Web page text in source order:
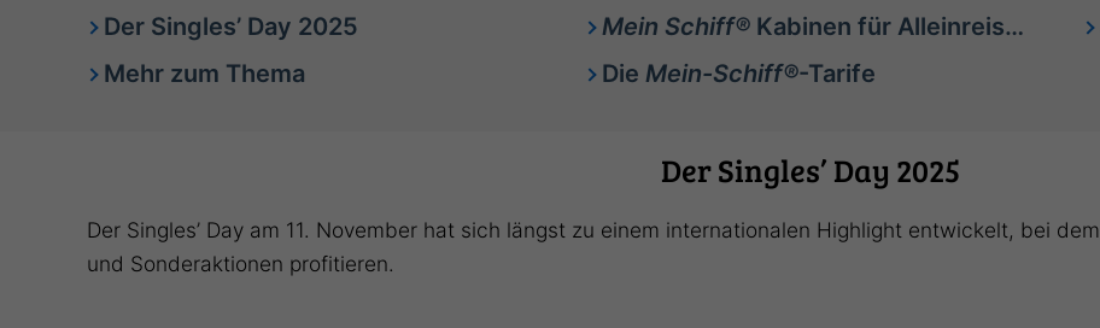
Der Singles’ Day 2025
Mehr zum Thema
Mein Schiff® Kabinen für Alleinreisende
DieMein-Schiff®-Tarife
Der Singles’ Day 2025
Der Singles’ Day am 11. November hat sich längst zu einem internationalen Highlight entwickelt, bei dem
und Sonderaktionen profitieren.